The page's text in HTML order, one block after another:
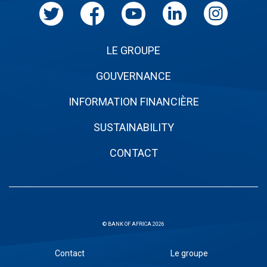
LE GROUPE
GOUVERNANCE
INFORMATION FINANCIÈRE
SUSTAINABILITY
CONTACT
Contact Le groupe
© BANK OF AFRICA 2026